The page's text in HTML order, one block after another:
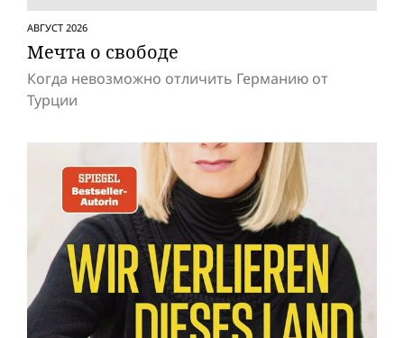
АВГУСТ 2026
Мечта о свободе
Когда невозможно отличить Германию от
Турции